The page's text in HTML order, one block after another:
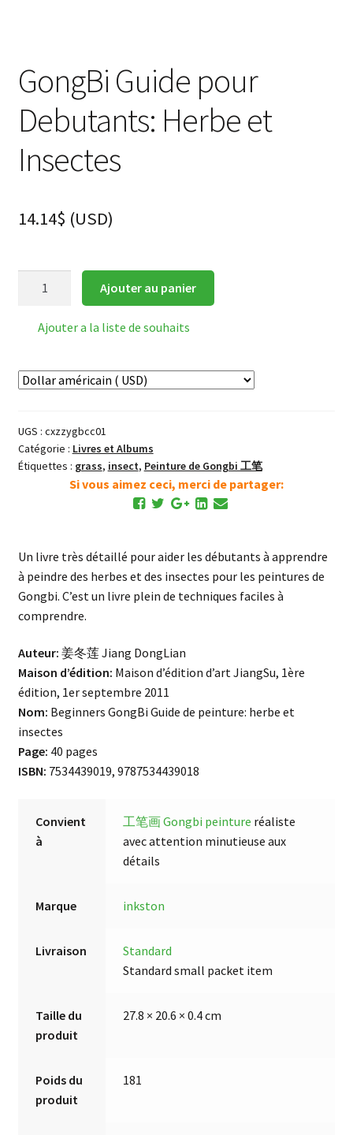
GongBi Guide pour
Debutants: Herbe et
Insectes
14.14$ (USD)
Guide
Debutants:
Insectes
Ajouter au panier
Ajouter a la liste de souhaits
UGS : cxzzygbcc01
Catégorie : Livres et Albums
Étiquettes : grass, insect, Peinture de Gongbi 工笔
Si vous aimez ceci, merci de partager:
Un livre très détaillé pour aider les débutants à apprendre
à peindre des herbes et des insectes pour les peintures de
Gongbi. C’est un livre plein de techniques faciles à
comprendre.
Auteur: 姜冬莲 Jiang DongLian
Maison d’édition: Maison d’édition d’art JiangSu, 1ère
édition, 1er septembre 2011
Nom: Beginners GongBi Guide de peinture: herbe et
insectes
Page: 40 pages
ISBN: 7534439019, 9787534439018
Convient
à
工笔画 Gongbi peinture réaliste
avec attention minutieuse aux
détails
Marque inkston
Livraison
Standard
Standard small packet item
Taille du
produit
27.8 × 20.6 × 0.4 cm
Poids du
produit
181